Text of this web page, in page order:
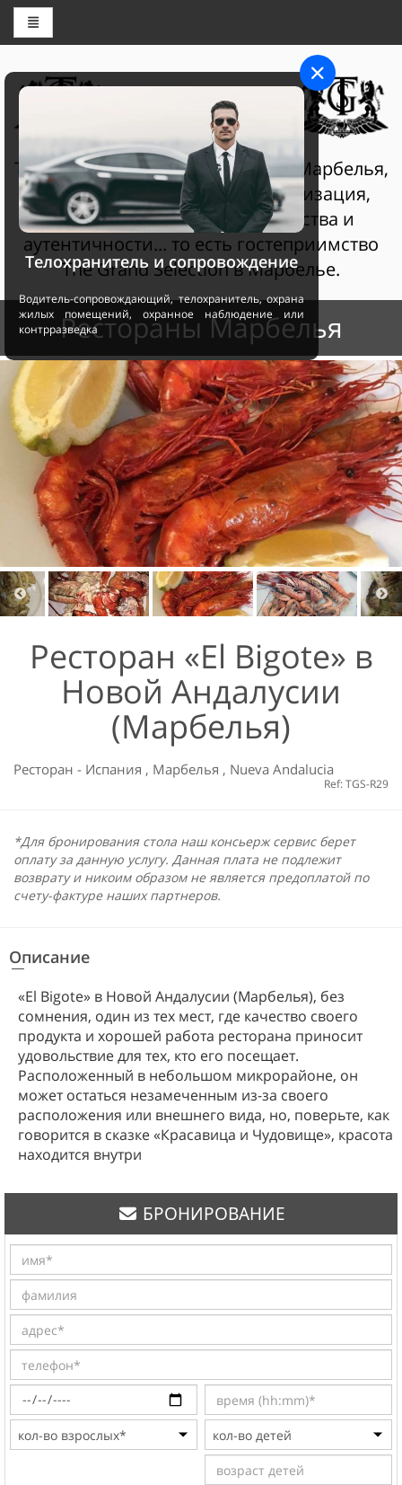
THE GRAND SELECTION
The Grand Selection Султан Клаб Марбелья,
гостеприимство - это персонализация,
услуги самого высокого качества и
аутентичности... то есть гостеприимство
The Grand Selection в Марбелье.
Рестораны Марбелья
Ресторан «El Bigote» в
Новой Андалусии
(Марбелья)
Ресторан - Испания , Марбелья , Nueva Andalucia
Ref: TGS-R29
*Для бронирования стола наш консьерж сервис берет
оплату за данную услугу. Данная плата не подлежит
возврату и никоим образом не является предоплатой по
счету-фактуре наших партнеров.
Описание
«El Bigote» в Новой Андалусии (Марбелья), без
сомнения, один из тех мест, где качество своего
продукта и хорошей работа ресторана приносит
удовольствие для тех, кто его посещает.
Расположенный в небольшом микрорайоне, он
может остаться незамеченным из-за своего
расположения или внешнего вида, но, поверьте, как
говорится в сказке «Красавица и Чудовище», красота
находится внутри
БРОНИРОВАНИЕ
Телохранитель и сопровождение
Водитель-сопровождающий, телохранитель, охрана
жилых помещений, охранное наблюдение или
контрразведка